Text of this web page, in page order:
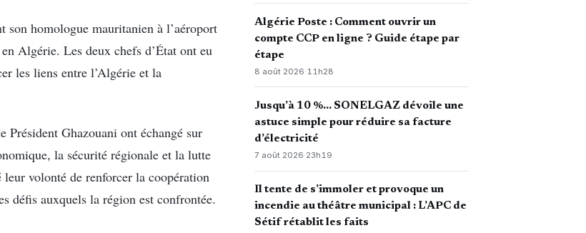
son homologue mauritanien à l’aéroport
Algérie. Les deux chefs d’État ont eu
les liens entre l’Algérie et la
Président Ghazouani ont échangé sur
la sécurité régionale et la lutte
volonté de renforcer la coopération
défis auxquels la région est confrontée.
Algérie Poste : Comment ouvrir un
compte CCP en ligne ? Guide étape par
étape
8 août 2026· 11h28
Jusqu’à 10 %… SONELGAZ dévoile une
astuce simple pour réduire sa facture
d’électricité
7 août 2026·23h19
Il tente de s’immoler et provoque un
incendie au théâtre municipal : L’APC de
Sétif rétablit les faits